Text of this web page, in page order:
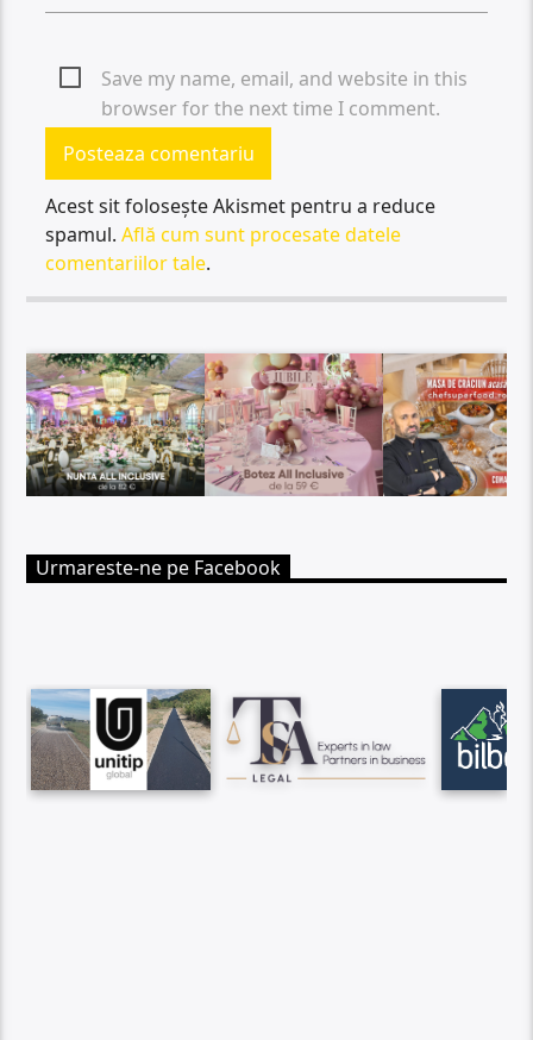
Save my name, email, and website in this
browser for the next time I comment.
Acest sit folosește Akismet pentru a reduce
spamul.Află cum sunt procesate datele
comentariilor tale.
Urmareste-ne pe Facebook